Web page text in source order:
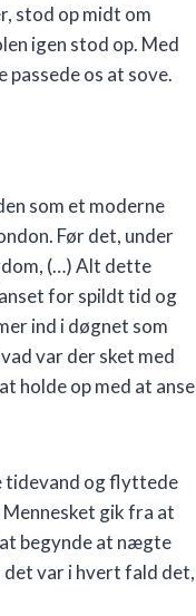
stod op midt om
igen stod op. Med
os at sove.
som et moderne
Før det, under
(…) Alt dette
for spildt tid og
ind i døgnet som
var der sket med
holde op med at anse
tidevand og flyttede
gik fra at
begynde at nægte
det var i hvert fald det,